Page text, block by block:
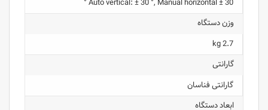
Auto vertical: ± 30 °, Manual horizontal ± 30 °
وزن دستگاه
2.7 kg
گارانتی
گارانتی فناسان
ابعاد دستگاه